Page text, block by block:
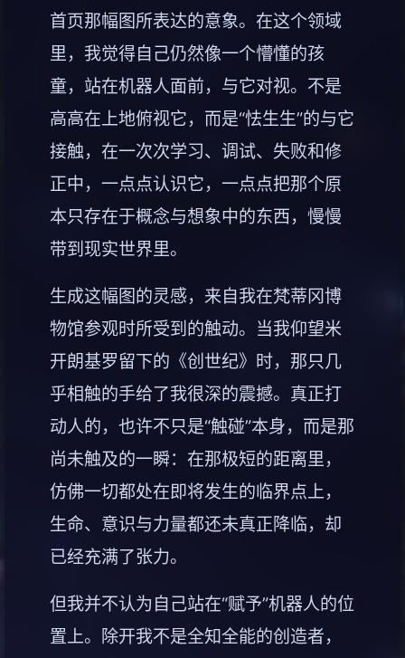
首页那幅图所表达的意象。在这个领域
里，我觉得自己仍然像一个懵懂的孩
童，站在机器人面前，与它对视。不是
高高在上地俯视它，而是“怯生生”的与它
接触，在一次次学习、调试、失败和修
正中，一点点认识它，一点点把那个原
本只存在于概念与想象中的东西，慢慢
带到现实世界里。
生成这幅图的灵感，来自我在梵蒂冈博
物馆参观时所受到的触动。当我仰望米
开朗基罗留下的《创世纪》时，那只几
乎相触的手给了我很深的震撼。真正打
动人的，也许不只是“触碰”本身，而是那
尚未触及的一瞬：在那极短的距离里，
仿佛一切都处在即将发生的临界点上，
生命、意识与力量都还未真正降临，却
已经充满了张力。
但我并不认为自己站在“赋予”机器人的位
置上。除开我不是全知全能的创造者，